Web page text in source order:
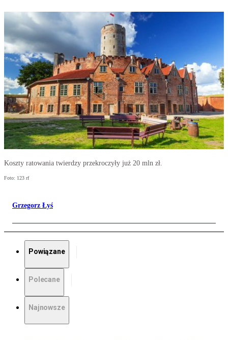
Koszty ratowania twierdzy przekroczyły już 20 mln zł.
Foto: 123 rf
Grzegorz Łyś
Powiązane
Polecane
Najnowsze